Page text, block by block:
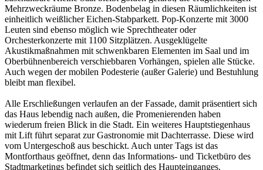
Mehrzweckräume Bronze. Bodenbelag in diesen Räumlichkeiten ist
einheitlich weißlicher Eichen-Stabparkett. Pop-Konzerte mit 3000
Leuten sind ebenso möglich wie Sprechtheater oder
Orchesterkonzerte mit 1100 Sitzplätzen. Ausgeklügelte
Akustikmaßnahmen mit schwenkbaren Elementen im Saal und im
Oberbühnenbereich verschiebbaren Vorhängen, spielen alle Stücke.
Auch wegen der mobilen Podesterie (außer Galerie) und Bestuhlung
bleibt man flexibel.
Alle Erschließungen verlaufen an der Fassade, damit präsentiert sich
das Haus lebendig nach außen, die Promenierenden haben
wiederum freien Blick in die Stadt. Ein weiteres Hauptstiegenhaus
mit Lift führt separat zur Gastronomie mit Dachterrasse. Diese wird
vom Untergeschoß aus beschickt. Auch unter Tags ist das
Montforthaus geöffnet, denn das Informations- und Ticketbüro des
Stadtmarketings befindet sich seitlich des Haupteinganges.